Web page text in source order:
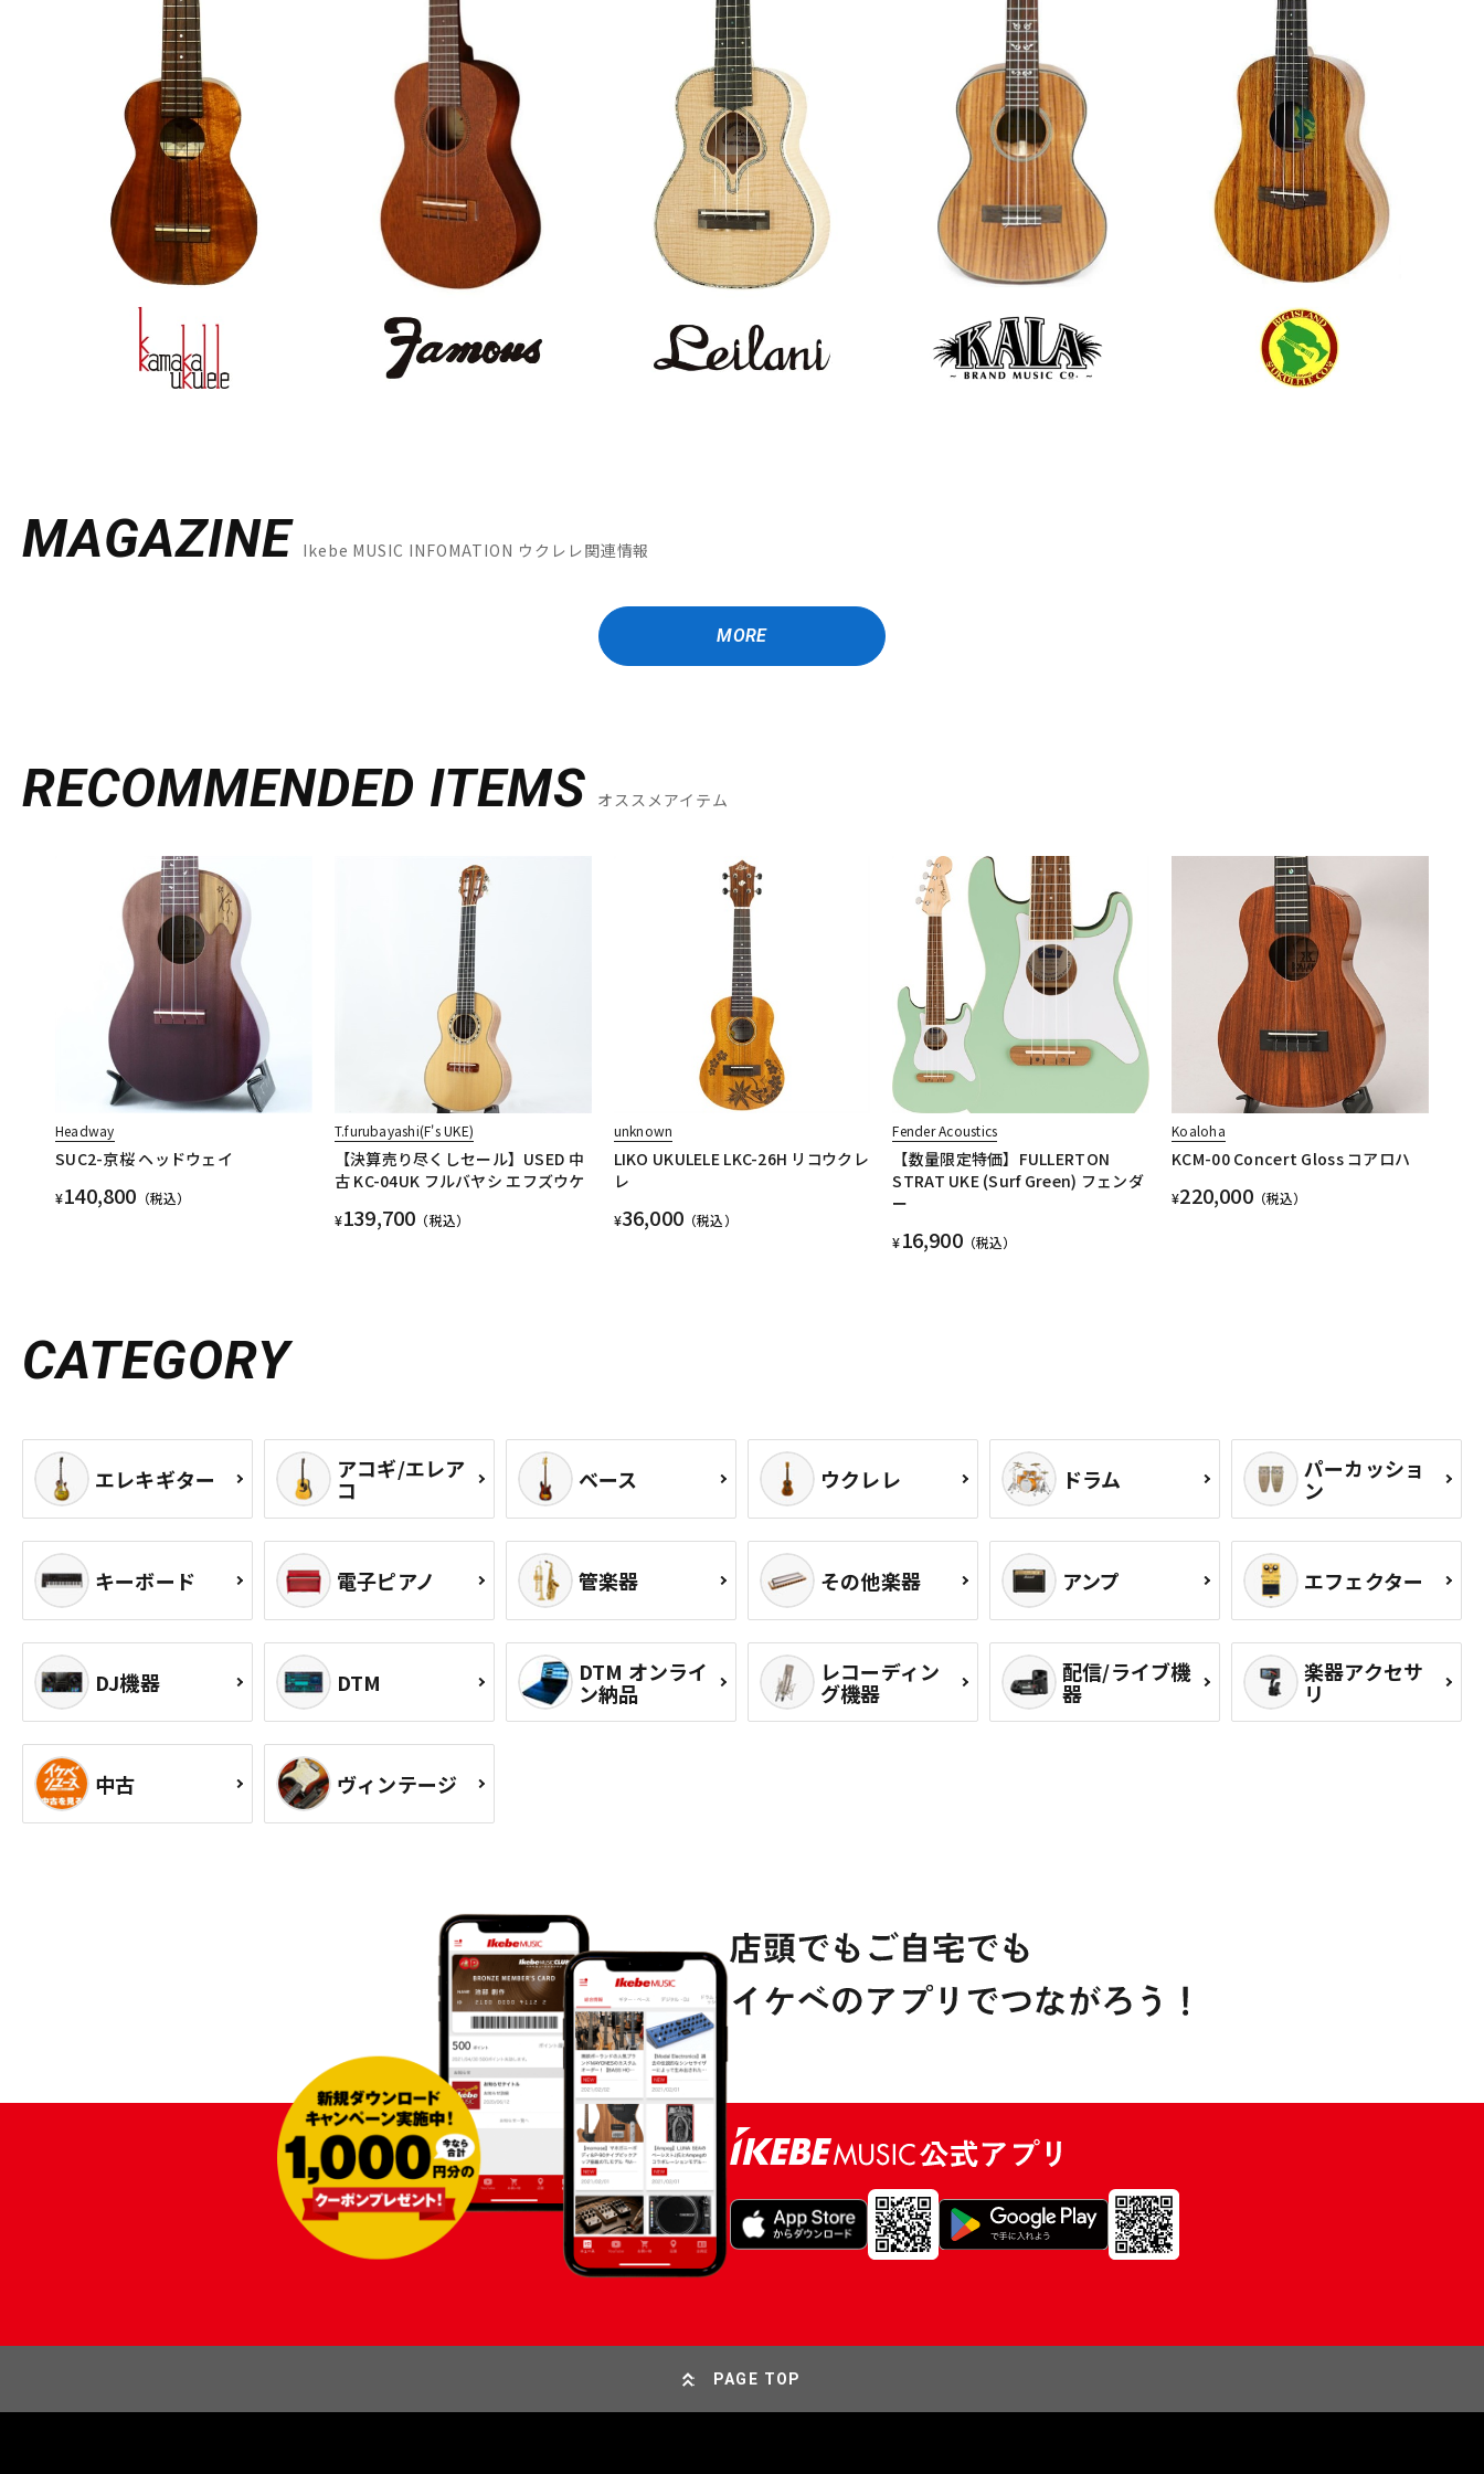
MAGAZINE Ikebe MUSIC INFOMATION ウクレレ関連情報
MORE
RECOMMENDED ITEMS オススメアイテム
Headway
SUC2-京桜 ヘッドウェイ
¥140,800 （税込）
T.furubayashi(F's UKE)
【決算売り尽くしセール】USED 中
古 KC-04UK フルバヤシ エフズウケ
¥139,700 （税込）
unknown
LIKO UKULELE LKC-26H リコウクレ
レ
¥36,000 （税込）
Fender Acoustics
【数量限定特価】FULLERTON
STRAT UKE (Surf Green) フェンダ
ー
¥16,900（税込）
Koaloha
KCM-00 Concert Gloss コアロハ
¥220,000（税込）
CATEGORY
エレキギター アコギ/エレア
コ ベース ウクレレ ドラム パーカッショ
ン
キーボード 電子ピアノ 管楽器 その他楽器 アンプ エフェクター
DJ機器 DTM DTM オンライ
ン納品
レコーディン
グ機器
配信/ライブ機
器
楽器アクセサ
リ
中古 ヴィンテージ
PAGE TOP